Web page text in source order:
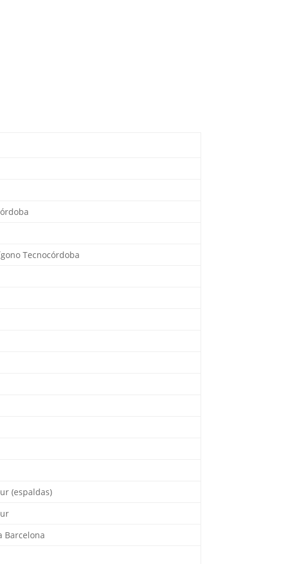
Tecnocórdoba
(espaldas)
Barcelona